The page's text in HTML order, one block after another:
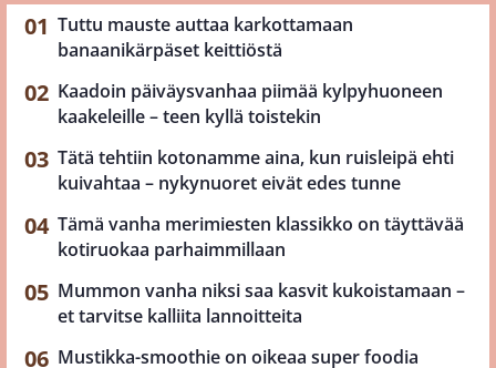
Tuttu mauste auttaa karkottamaan
banaanikärpäset keittiöstä
Kaadoin päiväysvanhaa piimää kylpyhuoneen
kaakeleille – teen kyllä toistekin
Tätä tehtiin kotonamme aina, kun ruisleipä ehti
kuivahtaa – nykynuoret eivät edes tunne
Tämä vanha merimiesten klassikko on täyttävää
kotiruokaa parhaimmillaan
Mummon vanha niksi saa kasvit kukoistamaan –
et tarvitse kalliita lannoitteita
Mustikka-smoothie on oikeaa super foodia